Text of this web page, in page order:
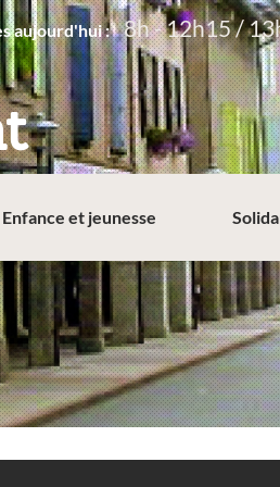
aujourd'hui : 8h - 12h15 /
Enfance et jeunesse